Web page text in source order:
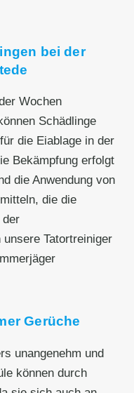
bei der
Wochen
Schädlinge
die Eiablage in der
Bekämpfung erfolgt
die Anwendung von
die die
der
Tatortreiniger
Gerüche
unangenehm und
können durch